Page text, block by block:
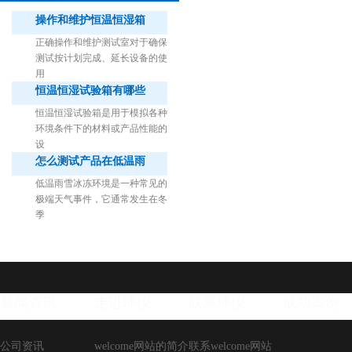
操作和维护恒温恒湿箱
正确操作和维护测试室对于确保
测试按计划完成、延长设备的使
用
恒温恒湿试验箱有哪些
恒温恒湿试验箱是用于模拟各种
环境条件下的材料或产品性能的
设
怎么测试产品在低温雨
低温雨雪冰冻环境是一种常见的
极端天气事件，它通常发生在冬
季
公司资讯 welcome网站的简介联系welcome网站